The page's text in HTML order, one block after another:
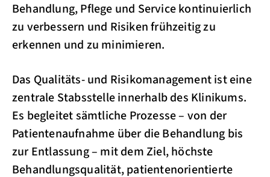
Behandlung, Pflege und Service kontinuierlich
zu verbessern und Risiken frühzeitig zu
erkennen und zu minimieren.
Das Qualitäts- und Risikomanagement ist eine
zentrale Stabsstelle innerhalb des Klinikums.
Es begleitet sämtliche Prozesse – von der
Patientenaufnahme über die Behandlung bis
zur Entlassung – mit dem Ziel, höchste
Behandlungsqualität, patientenorientierte